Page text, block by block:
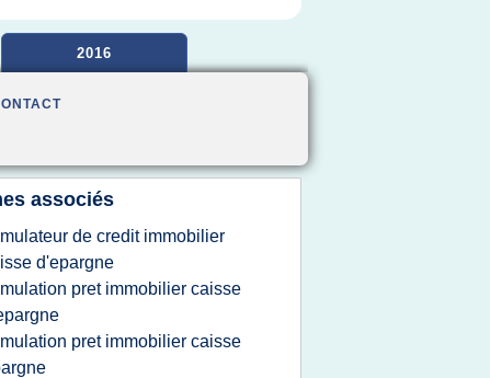
2016
associés
de credit immobilier
d'epargne
pret immobilier caisse
pret immobilier caisse